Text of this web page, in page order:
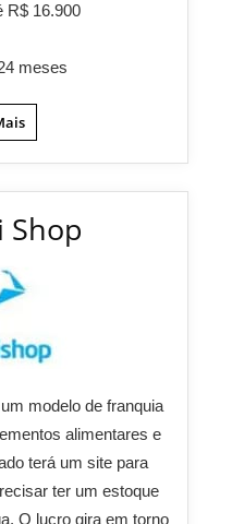
R$ 16.900
meses
Shop
modelo de franquia
alimentares e
terá um site para
ter um estoque
O lucro gira em torno